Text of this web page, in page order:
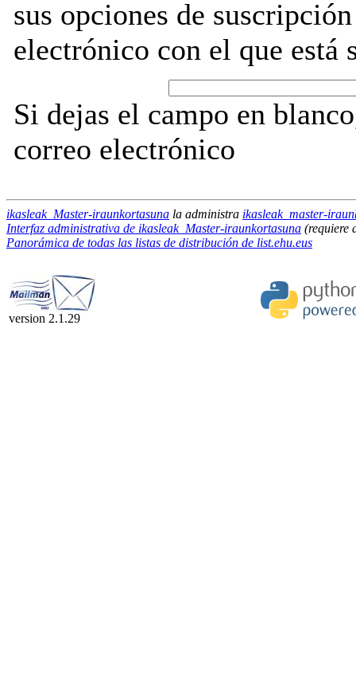
sus opciones de
electrónico con el que está
Si dejas el campo en
correo electrónico
ikasleak_Master-iraunkortasuna la administra ikasleak_master-
Interfaz administrativa de ikasleak_Master-iraunkortasuna (requiere
Panorámica de todas las listas de distribución de list.ehu.eus
version 2.1.29